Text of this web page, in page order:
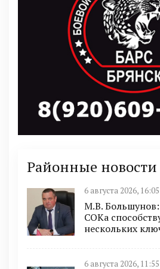
Районные новости
6 августа 2026, 16:05
М.В. Большунов:
СОКа
нескольких
6 августа 2026, 11:55